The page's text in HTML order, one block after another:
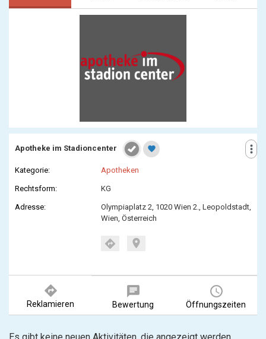
more_vert
Apotheke im Stadioncenter favorite
Kategorie: Apotheken
Rechtsform: KG
Adresse:
Olympiaplatz 2, 1020 Wien 2., Leopoldstadt,
Wien, Österreich
directions location_on
directions
Reklamieren
chat
Bewertung
query_builder
Öffnungszeiten